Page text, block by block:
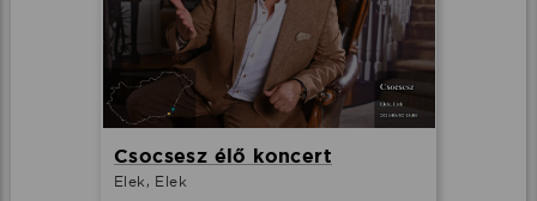
Csocsesz élő koncert
Elek, Elek